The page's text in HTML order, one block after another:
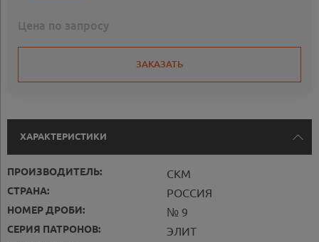
Цена по запросу
ЗАКАЗАТЬ
ХАРАКТЕРИСТИКИ
ПРОИЗВОДИТЕЛЬ: СКМ
СТРАНА: РОССИЯ
НОМЕР ДРОБИ: № 9
СЕРИЯ ПАТРОНОВ: ЭЛИТ